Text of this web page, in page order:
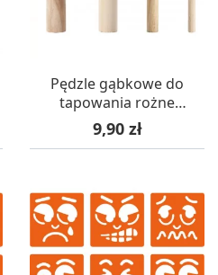
Pędzle gąbkowe do
tapowania rożne
średnicy 4 sztuki
Cena
9,90 zł